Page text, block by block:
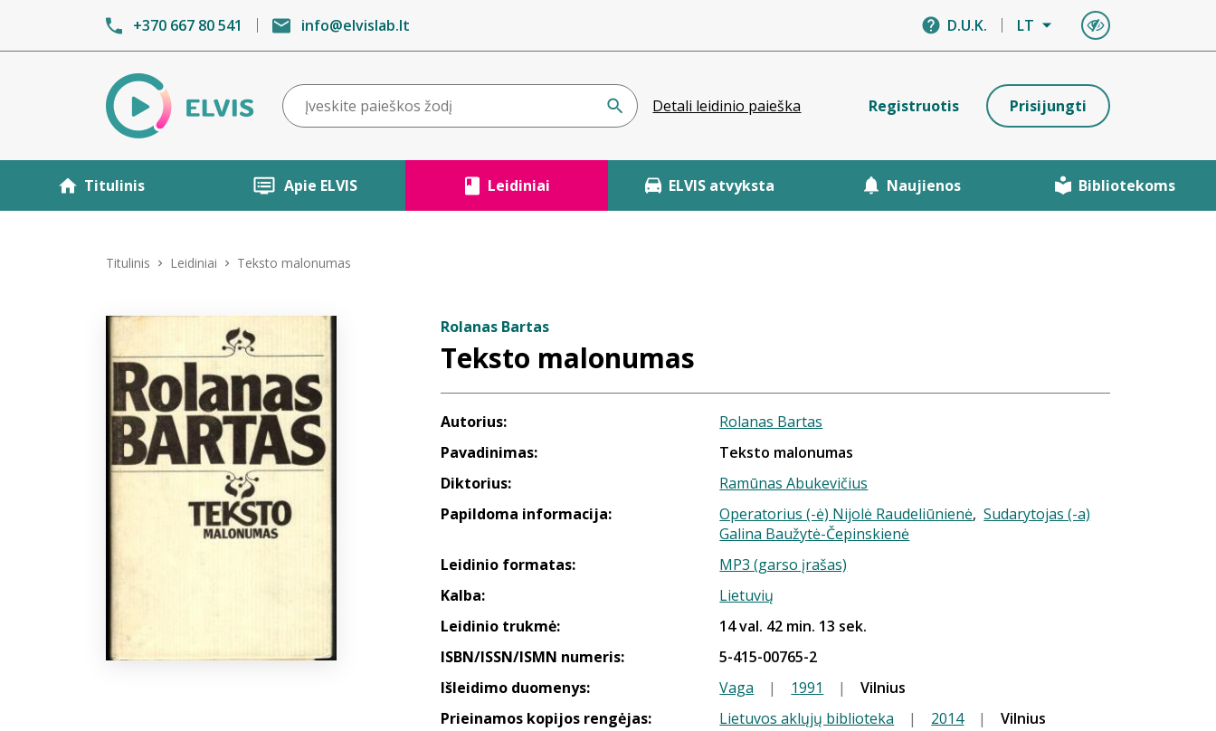
+370 667 80 541 info@elvislab.lt D.U.K. LT
Detali leidinio paieška Registruotis Prisijungti
Titulinis Apie ELVIS Leidiniai ELVIS atvyksta Naujienos Bibliotekoms
Titulinis Leidiniai Teksto malonumas
Rolanas Bartas
Teksto malonumas
Autorius:
Rolanas Bartas
Pavadinimas:
Teksto malonumas
Diktorius:
Ramūnas Abukevičius
Papildoma informacija:
Operatorius (-ė) Nijolė Raudeliūnienė,Sudarytojas (-a)
Galina Baužytė-Čepinskienė
Leidinio formatas:
MP3 (garso įrašas)
Kalba:
Lietuvių
Leidinio trukmė:
14 val. 42 min. 13 sek.
ISBN/ISSN/ISMN numeris:
5-415-00765-2
Išleidimo duomenys:
Vaga | 1991 |
Vilnius
Prieinamos kopijos rengėjas:
Lietuvos aklųjų biblioteka | 2014 | Vilnius